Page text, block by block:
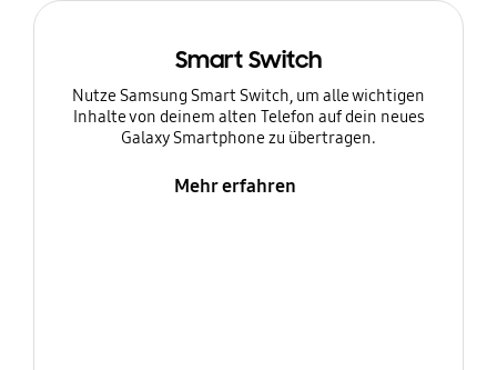
Smart Switch
Nutze Samsung Smart Switch, um alle wichtigen
Inhalte von deinem alten Telefon auf dein neues
Galaxy Smartphone zu übertragen.
Mehr erfahren